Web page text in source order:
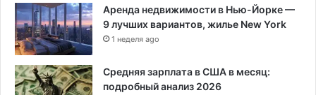
Аренда недвижимости в Нью-Йорке —
9 лучших вариантов, жилье New York
1 неделя ago
Средняя зарплата в США в месяц:
подробный анализ 2026